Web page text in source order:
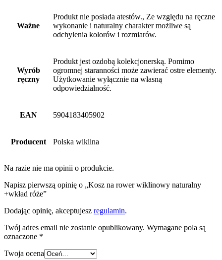
Ważne
Produkt nie posiada atestów., Ze względu na ręczne
wykonanie i naturalny charakter możliwe są
odchylenia kolorów i rozmiarów.
Wyrób
ręczny
Produkt jest ozdobą kolekcjonerską. Pomimo
ogromnej staranności może zawierać ostre elementy.
Użytkowanie wyłącznie na własną
odpowiedzialność.
EAN 5904183405902
Producent Polska wiklina
Na razie nie ma opinii o produkcie.
Napisz pierwszą opinię o „Kosz na rower wiklinowy naturalny
+wkład róże”
Dodając opinię, akceptujesz regulamin.
Twój adres email nie zostanie opublikowany. Wymagane pola są
oznaczone *
Twoja ocena